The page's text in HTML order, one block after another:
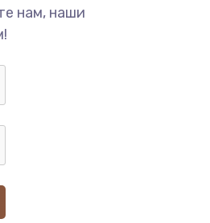
нам, наши